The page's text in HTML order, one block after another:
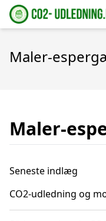
Maler-
Maler-
Seneste indlæg
CO2-udledning og